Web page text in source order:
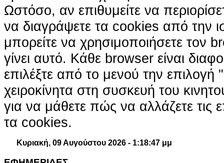
Ωστόσο, αν επιθυμείτε να
να διαγράψετε τα cookies από την
μπορείτε να χρησιμοποιήσετε τον
γίνει αυτό. Κάθε browser είναι
επιλέξτε από το μενού την επιλογή
χειροκίνητα στη συσκευή του
για να μάθετε πώς να αλλάζετε τις
τα cookies.
Κυριακή, 09 Αυγούστου 2026 - 1:18:48 μμ